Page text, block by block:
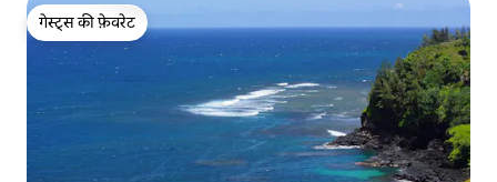
गेस्ट्स की फ़ेवरेट
गेस्ट्स की फ़ेवरेट